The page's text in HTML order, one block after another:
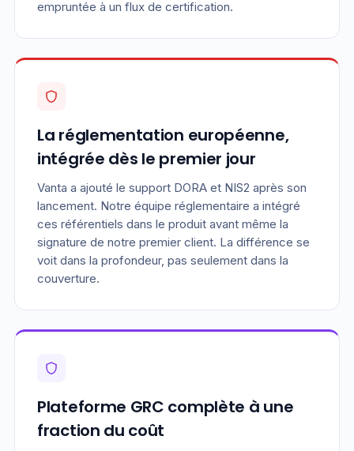
empruntée à un flux de certification.
La réglementation européenne,
intégrée dès le premier jour
Vanta a ajouté le support DORA et NIS2 après son
lancement. Notre équipe réglementaire a intégré
ces référentiels dans le produit avant même la
signature de notre premier client. La différence se
voit dans la profondeur, pas seulement dans la
couverture.
Plateforme GRC complète à une
fraction du coût